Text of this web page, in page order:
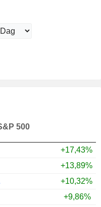
500
+17,43%
+13,89%
+10,32%
+9,86%